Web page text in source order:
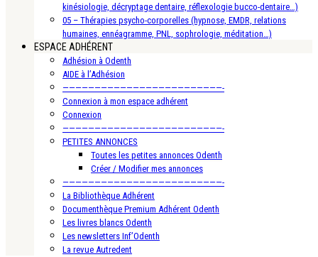
kinésiologie, décryptage dentaire, réflexologie bucco-dentaire…)
05 – Thérapies psycho-corporelles (hypnose, EMDR, relations
humaines, ennéagramme, PNL, sophrologie, méditation…)
ESPACE ADHÉRENT
Adhésion à Odenth
AIDE à l’Adhésion
—————————————————————————-
Connexion à mon espace adhérent
Connexion
—————————————————————————-
PETITES ANNONCES
Toutes les petites annonces Odenth
Créer / Modifier mes annonces
—————————————————————————-
La Bibliothèque Adhérent
Documenthèque Premium Adhérent Odenth
Les livres blancs Odenth
Les newsletters Inf’Odenth
La revue Autredent